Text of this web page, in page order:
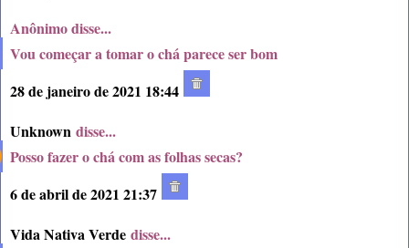
Anônimo disse...
Vou começar a tomar o chá parece ser bom
28 de janeiro de 2021 18:44
Unknown disse...
Posso fazer o chá com as folhas secas?
6 de abril de 2021 21:37
Vida Nativa Verde disse...